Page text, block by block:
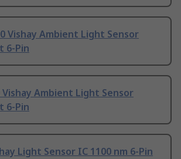
Vishay Ambient Light Sensor
6-Pin
Vishay Ambient Light Sensor
6-Pin
Light Sensor IC 1100 nm 6-Pin